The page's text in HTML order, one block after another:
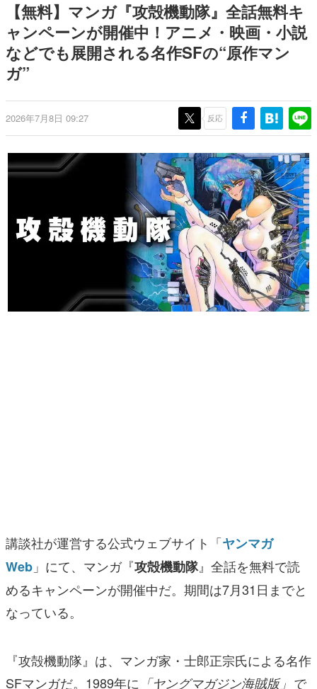
きます。
赫本
この物語を解いてはいけない。『赫本』は、〈試験問題〉
の形をした短編ホラー小説集です。
これからのデジタルゲーム市場を担う若きクリエイター達
の姿を追い、彼らのルーツと情熱を探っていきます。
ゲームに多大な影響を受けた作家さんに取材し、ゲームが
日本のコンテンツ産業やカルチャーに与えた影響を探る企
日本モバイルゲーム産業史
日本のモバイルゲーム史における主要なトピック・タイト
ルを網羅するほか、開発者へのインタビューや識者による
解説を掲載。約20年の歴史が一望できる決定版！
若ゲのいたり〜ゲームクリエイターの青春〜
『うつヌケ』『ペンと箸』等で知られるマンガ家・田中圭
一先生によるゲーム業界レポートマンガです。
なんでゲームは面白い？
アプリレビュー
その他
電ファミニコゲーマーとは？
【無料】マンガ『攻殻機動隊』全話無料キ
ャンペーンが開催中！アニメ・映画・小説
などでも展開される名作SFの“原作マン
ガ”
2026年7月8日 09:27 反応
講談社が運営する公式ウェブサイト「ヤンマガ
Web 」にて、マンガ『攻殻機動隊』全話を無料で読
めるキャンペーンが開催中だ。期間は7月31日までと
なっている。
『攻殻機動隊』は、マンガ家・士郎正宗氏による名作
SFマンガだ。1989年に 「ヤングマガジン海賊版」で